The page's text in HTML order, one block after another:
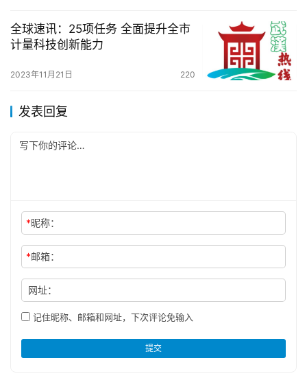
全球速讯：25项任务 全面提升全市
计量科技创新能力
2023年11月21日 220
发表回复
*昵称：
*邮箱：
网址：
记住昵称、邮箱和网址，下次评论免输入
提交